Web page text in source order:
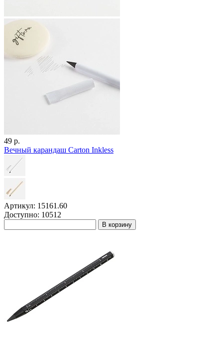
49 р.
Вечный карандаш Carton Inkless
Артикул: 15161.60
Доступно: 10512
В корзину